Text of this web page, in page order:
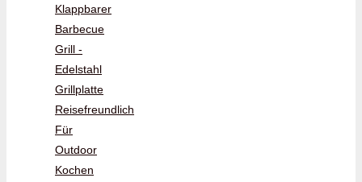
Klappbarer
Barbecue
Grill -
Edelstahl
Grillplatte
Reisefreundlich
Für
Outdoor
Kochen